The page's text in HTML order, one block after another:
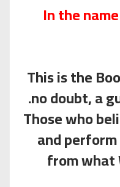
In the
2 - This is the
no doubt, a
3 - Those who
and
from what